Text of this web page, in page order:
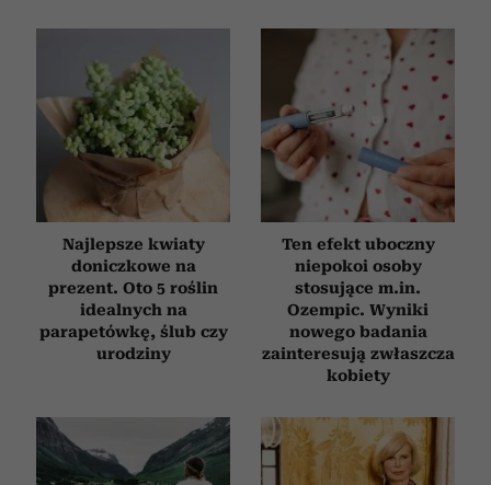
Najlepsze kwiaty
doniczkowe na
prezent. Oto 5 roślin
idealnych na
parapetówkę, ślub czy
urodziny
Ten efekt uboczny
niepokoi osoby
stosujące m.in.
Ozempic. Wyniki
nowego badania
zainteresują zwłaszcza
kobiety